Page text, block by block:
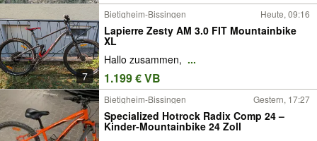
7
Bietigheim-Bissingen Heute, 09:16
Lapierre Zesty AM 3.0 FIT Mountainbike
XL
Hallo zusammen, ...
1.199 € VB
Bietigheim-Bissingen Gestern, 17:27
Specialized Hotrock Radix Comp 24 –
Kinder-Mountainbike 24 Zoll